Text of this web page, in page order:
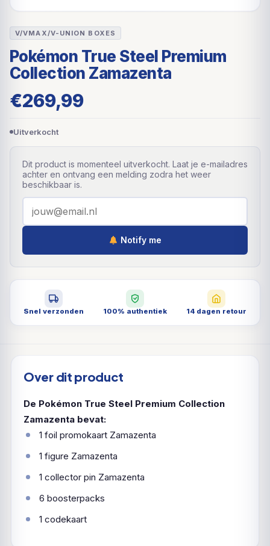
V/VMAX/V-UNION BOXES
Pokémon True Steel Premium
Collection Zamazenta
€269,99
Uitverkocht
Dit product is momenteel uitverkocht. Laat je e-mailadres
achter en ontvang een melding zodra het weer
beschikbaar is.
Notify me
Snel verzonden 100% authentiek 14 dagen retour
Over dit product
De Pokémon True Steel Premium Collection
Zamazenta bevat:
1 foil promokaart Zamazenta
1 figure Zamazenta
1 collector pin Zamazenta
6 boosterpacks
1 codekaart